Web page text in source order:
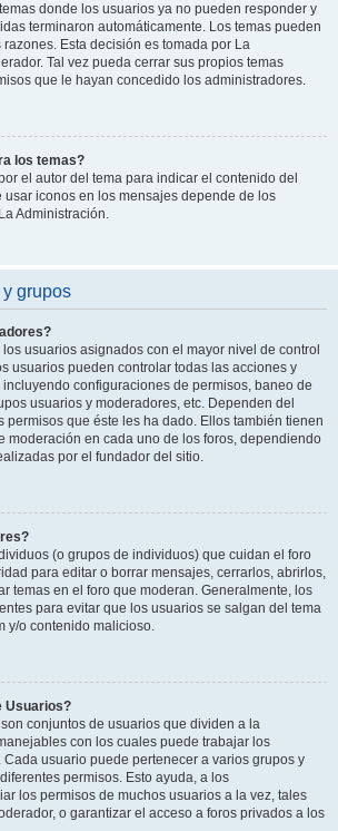
donde los usuarios ya no pueden responder y
terminaron automáticamente. Los temas pueden
Esta decisión es tomada por La
Tal vez pueda cerrar sus propios temas
que le hayan concedido los administradores.
los temas?
el autor del tema para indicar el contenido del
iconos en los mensajes depende de los
Administración.
grupos
usuarios asignados con el mayor nivel de control
usuarios pueden controlar todas las acciones y
configuraciones de permisos, baneo de
usuarios y moderadores, etc. Dependen del
permisos que éste les ha dado. Ellos también tienen
moderación en cada uno de los foros, dependiendo
por el fundador del sitio.
(o grupos de individuos) que cuidan el foro
para editar o borrar mensajes, cerrarlos, abrirlos,
temas en el foro que moderan. Generalmente, los
para evitar que los usuarios se salgan del tema
y/o contenido malicioso.
Usuarios?
conjuntos de usuarios que dividen a la
con los cuales puede trabajar los
usuario puede pertenecer a varios grupos y
permisos. Esto ayuda, a los
los permisos de muchos usuarios a la vez, tales
o garantizar el acceso a foros privados a los